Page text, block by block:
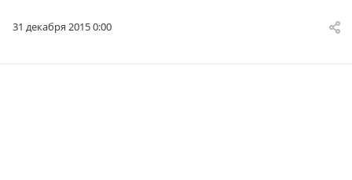
31 декабря 2015 0:00